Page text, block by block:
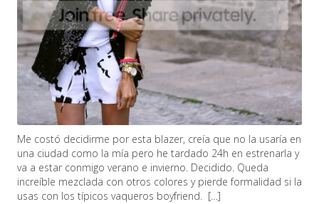
Me costó decidirme por esta blazer, creía que no la usaría en
una ciudad como la mía pero he tardado 24h en estrenarla y
va a estar conmigo verano e invierno. Decidido. Queda
increíble mezclada con otros colores y pierde formalidad si la
usas con los típicos vaqueros boyfriend. […]